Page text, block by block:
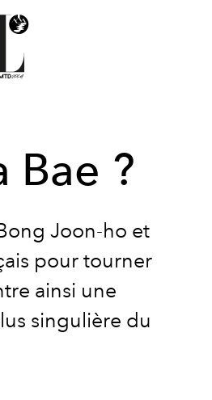
Bae ?
Joon-ho et
pour tourner
ainsi une
singulière du